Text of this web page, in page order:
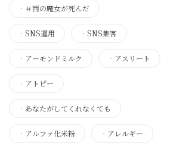
・ ＃西の魔女が死んだ
・ SNS運用 ・ SNS集客
・ アーモンドミルク ・ アスリート
・ アトピー
・ あなたがしてくれなくても
・ アルファ化米粉 ・ アレルギー